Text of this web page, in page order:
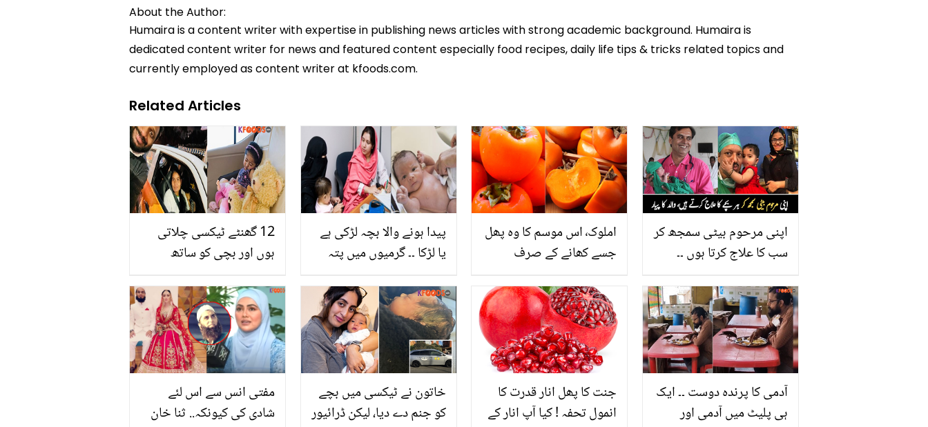
About the Author:
Humaira is a content writer with expertise in publishing news articles with strong academic background. Humaira is
dedicated content writer for news and featured content especially food recipes, daily life tips & tricks related topics and
currently employed as content writer at kfoods.com.
Related Articles
12 گھنٹے ٹیکسی چلاتی
ہوں اور بچی کو ساتھ
لئے دن بھر کام کرنے والی
عظیم ماں کی کہانی جو کام
کے وقت بھی ممتا کا ساتھ
نہیں چھوڑتی
پیدا ہونے والا بچہ لڑکی ہے
یا لڑکا ۔۔ گرمیوں میں پتہ
نے بتا دیا
املوک٬ اس موسم کا وہ پھل
جسے کھانے کے صرف
اپنی مرحوم بیٹی سمجھ کر
سب کا علاج کرتا ہوں ۔۔
لوگوں نے کیسے سب کو
جذباتی کر دیا؟
مفتی انس سے اس لئے
شادی کی کیونکہ.. ثنا خان
خاتون نے ٹیکسی میں بچے
کو جنم دے دیا، لیکن ڈرائیور
جنت کا پھل انار قدرت کا
انمول تحفہ ! کیا آپ انار کے
آدمی کا پرندہ دوست ۔۔ ایک
ہی پلیٹ میں آدمی اور